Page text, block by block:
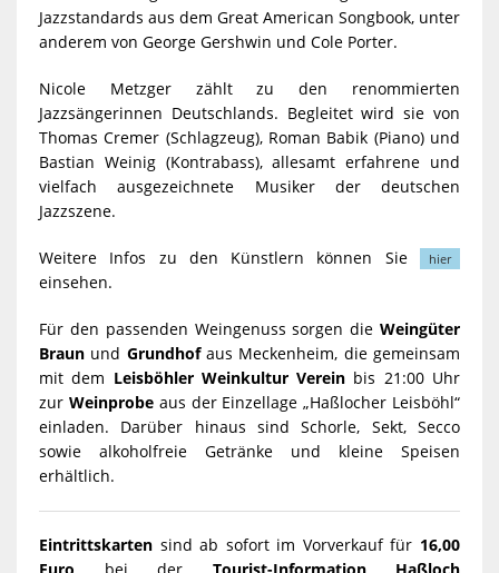
Jazzstandards aus dem Great American Songbook, unter
anderem von George Gershwin und Cole Porter.
Nicole Metzger zählt zu den renommierten
Jazzsängerinnen Deutschlands. Begleitet wird sie von
Thomas Cremer (Schlagzeug), Roman Babik (Piano) und
Bastian Weinig (Kontrabass), allesamt erfahrene und
vielfach ausgezeichnete Musiker der deutschen
Jazzszene.
Weitere Infos zu den Künstlern können Sie hier
einsehen.
Für den passenden Weingenuss sorgen dieWeingüter
Braun und Grundhofaus Meckenheim, die gemeinsam
mit dem Leisböhler Weinkultur Verein bis 21:00 Uhr
zur Weinprobe aus der Einzellage „Haßlocher Leisböhl“
einladen. Darüber hinaus sind Schorle, Sekt, Secco
sowie alkoholfreie Getränke und kleine Speisen
erhältlich.
Eintrittskartensind ab sofort im Vorverkauf für 16,00